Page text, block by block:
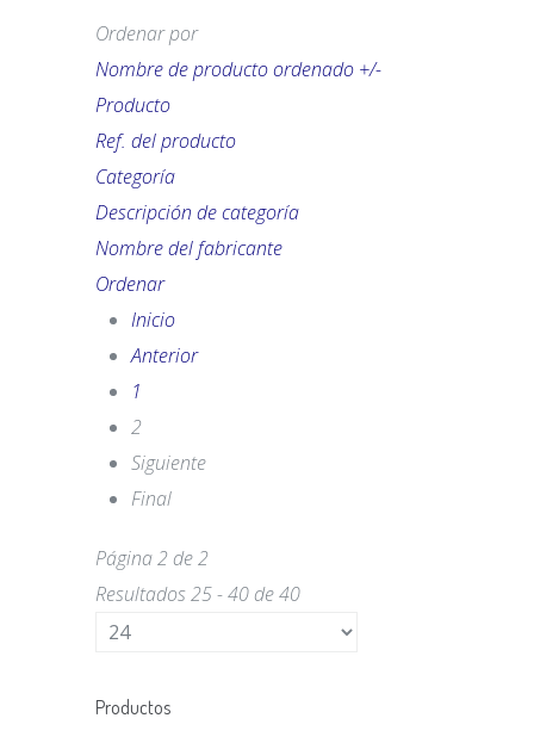
Ordenar por
Nombre de producto ordenado +/-
Producto
Ref. del producto
Categoría
Descripción de categoría
Nombre del fabricante
Ordenar
Inicio
Anterior
1
2
Siguiente
Final
Página 2 de 2
Resultados 25 - 40 de 40
Productos